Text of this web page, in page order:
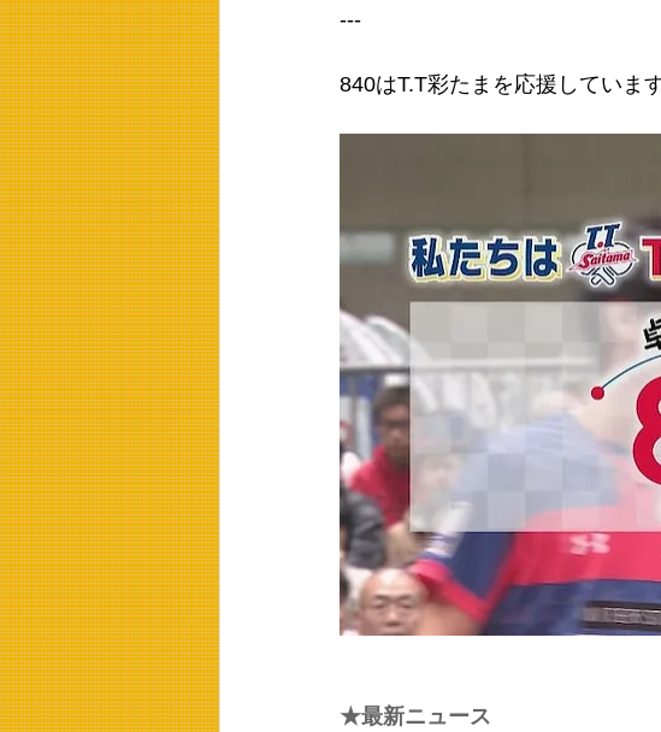
---
840はT.T彩たまを応援しています
★最新ニュース